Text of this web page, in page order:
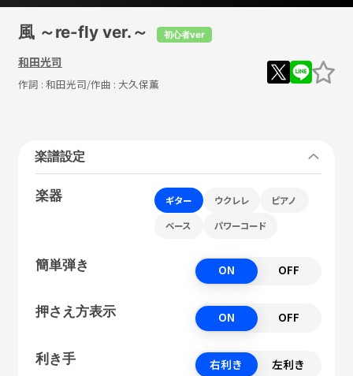
風 ～re-fly ver.～ 初心者ver
和田光司
作詞 : 和田光司/作曲 : 大久保薫
楽譜設定
楽器 ギター ウクレレ ピアノ
ベース パワーコード
簡単弾き ON OFF
押さえ方表示 ON OFF
利き手 右利き 左利き